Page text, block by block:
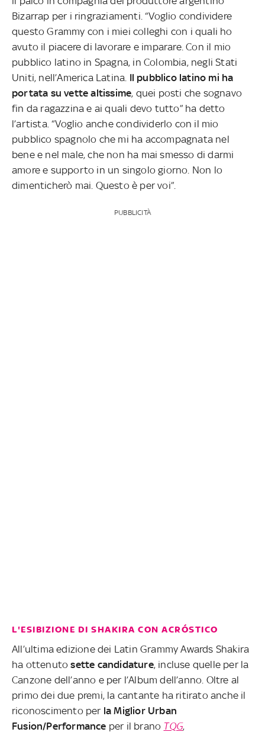
Bizarrap per i ringraziamenti. “Voglio condividere
questo Grammy con i miei colleghi con i quali ho
avuto il piacere di lavorare e imparare. Con il mio
pubblico latino in Spagna, in Colombia, negli Stati
Uniti, nell’America Latina. Il pubblico latino mi ha
portata su vette altissime, quei posti che sognavo
fin da ragazzina e ai quali devo tutto” ha detto
l’artista. “Voglio anche condividerlo con il mio
pubblico spagnolo che mi ha accompagnata nel
bene e nel male, che non ha mai smesso di darmi
amore e supporto in un singolo giorno. Non lo
dimenticherò mai. Questo è per voi”.
PUBBLICITÀ
L'ESIBIZIONE DI SHAKIRA CON ACRÓSTICO
All’ultima edizione dei Latin Grammy Awards Shakira
ha ottenutosette candidature, incluse quelle per la
Canzone dell’anno e per l’Album dell’anno. Oltre al
primo dei due premi, la cantante ha ritirato anche il
riconoscimento per la Miglior Urban
Fusion/Performance per il brano TQG,